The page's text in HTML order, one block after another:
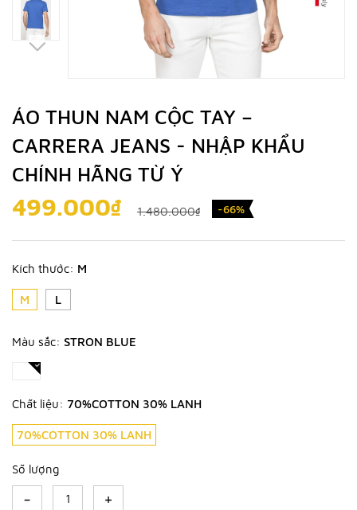
ÁO THUN NAM CỘC TAY –
CARRERA JEANS - NHẬP KHẨU
CHÍNH HÃNG TỪ Ý
499.000₫ 1.480.000₫ -66%
Kích thước: M
M L
Màu sắc: STRON BLUE
Chất liệu: 70%COTTON 30% LANH
70%COTTON 30% LANH
Số lượng
- +